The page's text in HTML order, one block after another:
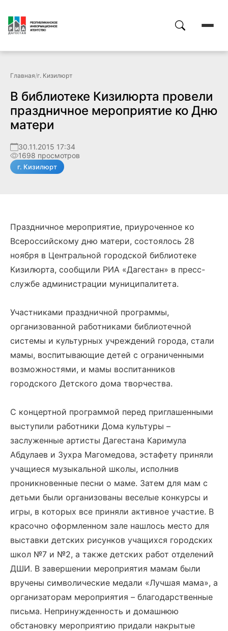
Главная/г. Кизилюрт
В библиотеке Кизилюрта провели
праздничное мероприятие ко Дню
матери
30.11.2015 17:34
1698 просмотров
г. Кизилюрт
Праздничное мероприятие, приуроченное ко
Всероссийскому дню матери, состоялось 28
ноября в Центральной городской библиотеке
Кизилюрта, сообщили РИА «Дагестан» в пресс-
службе администрации муниципалитета.
Участниками праздничной программы,
организованной работниками библиотечной
системы и культурных учреждений города, стали
мамы, воспитывающие детей с ограниченными
возможностями, и мамы воспитанников
городского Детского дома творчества.
С концертной программой перед приглашенными
выступили работники Дома культуры –
заслуженные артисты Дагестана Каримула
Абдулаев и Зухра Магомедова, эстафету приняли
учащиеся музыкальной школы, исполнив
проникновенные песни о маме. Затем для мам с
детьми были организованы веселые конкурсы и
игры, в которых все приняли активное участие. В
красочно оформленном зале нашлось место для
выставки детских рисунков учащихся городских
школ №7 и №2, а также детских работ отделений
ДШИ. В завершении мероприятия мамам были
вручены символические медали «Лучшая мама», а
организаторам мероприятия – благодарственные
письма. Непринужденность и домашнюю
обстановку мероприятию придали накрытые